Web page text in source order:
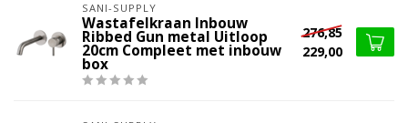
SANI-SUPPLY
Wastafelkraan Inbouw
Ribbed Gun metal Uitloop
20cm Compleet met inbouw
box
276,85
229,00